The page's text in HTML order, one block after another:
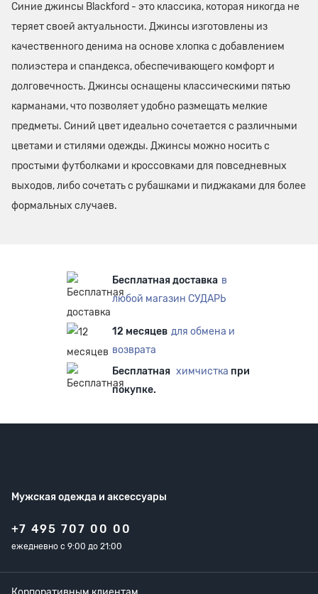
Синие джинсы Blackford - это классика, которая никогда не
теряет своей актуальности. Джинсы изготовлены из
качественного денима на основе хлопка с добавлением
полиэстера и спандекса, обеспечивающего комфорт и
долговечность. Джинсы оснащены классическими пятью
карманами, что позволяет удобно размещать мелкие
предметы. Синий цвет идеально сочетается с различными
цветами и стилями одежды. Джинсы можно носить с
простыми футболками и кроссовками для повседневных
выходов, либо сочетать с рубашками и пиджаками для более
формальных случаев.
Бесплатная доставка в
любой магазин СУДАРЬ
12 месяцев для обмена и
возврата
Бесплатная химчистка при
покупке.
Мужская одежда и аксессуары
+7 495 707 00 00
ежедневно с 9:00 до 21:00